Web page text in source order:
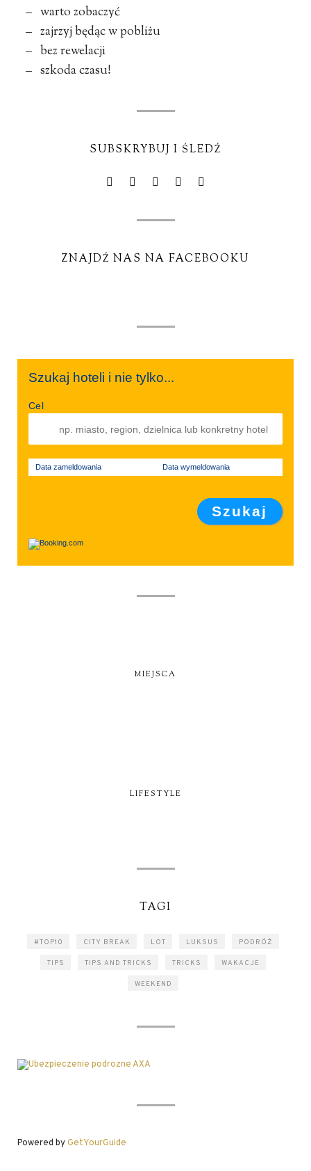
– warto zobaczyć
– zajrzyj będąc w pobliżu
– bez rewelacji
– szkoda czasu!
SUBSKRYBUJ I ŚLEDŹ
ZNAJDŹ NAS NA FACEBOOKU
Szukaj hoteli i nie tylko...
Cel
Data zameldowania Data wymeldowania
MIEJSCA
LIFESTYLE
TAGI
#TOP10 CITY BREAK LOT LUKSUS PODRÓŻ
TIPS TIPS AND TRICKS TRICKS WAKACJE
WEEKEND
Powered byGetYourGuide